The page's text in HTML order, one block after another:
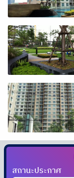
สถานะประกาศ